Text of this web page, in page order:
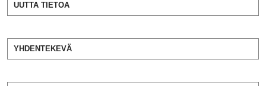
UUTTA TIETOA
YHDENTEKEVÄ